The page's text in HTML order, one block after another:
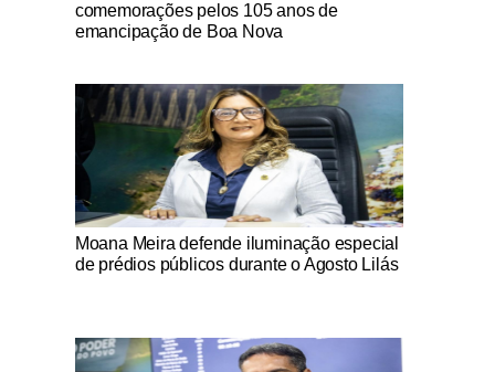
comemorações pelos 105 anos de
emancipação de Boa Nova
Notícias Católicas
Moana Meira defende iluminação especial
de prédios públicos durante o Agosto Lilás